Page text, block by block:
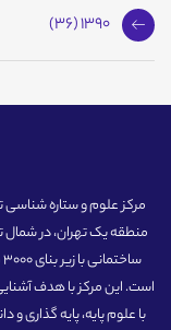
1390 (36)
مرکز علوم و ستاره
است. این مرکز با هدف
با علوم پایه، پایه